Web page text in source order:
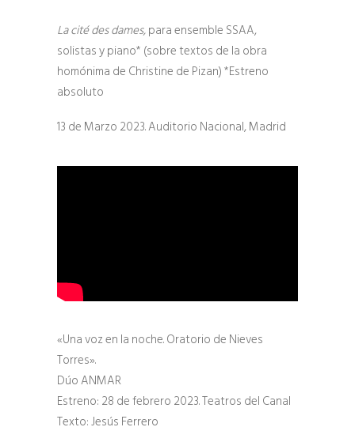
La cité des dames,para ensemble SSAA,
solistas y piano* (sobre textos de la obra
homónima de Christine de Pizan) *Estreno
absoluto
13 de Marzo 2023. Auditorio Nacional, Madrid
«Una voz en la noche. Oratorio de Nieves
Torres».
Dúo ANMAR
Estreno: 28 de febrero 2023. Teatros del Canal
Texto: Jesús Ferrero